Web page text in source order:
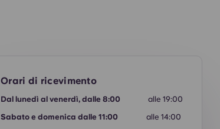
Orari di ricevimento
Dal lunedì al venerdì, dalle 8:00
alle 19:00
Sabato e domenica dalle 11:00
alle 14:00